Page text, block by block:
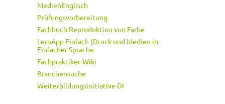
MedienEnglisch
Prüfungsvorbereitung
Fachbuch Reproduktion von Farbe
LernApp Einfach (Druck und Medien in
Einfacher Sprache
Fachpraktiker-Wiki
Branchensuche
Weiterbildungsinitiative DI